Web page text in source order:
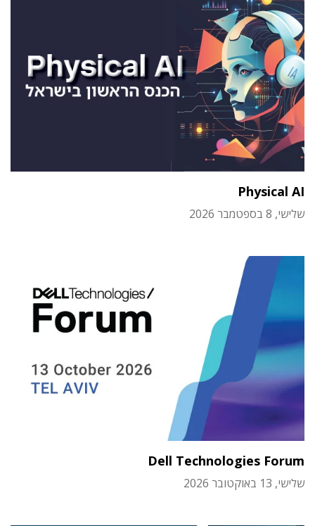
Physical AI
שלישי, 8 בספטמבר 2026
Dell Technologies Forum
שלישי, 13 באוקטובר 2026